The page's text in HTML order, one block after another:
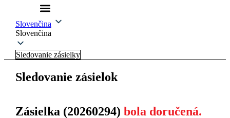
Slovenčina
Slovenčina
Sledovanie zásielky
Sledovanie zásielok
Zásielka (20260294) bola doručená.